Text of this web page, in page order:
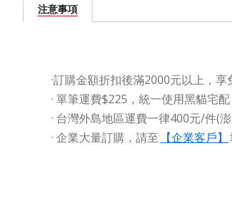
注意事項
·訂購金額折扣後滿2000元以上，
· 單筆運費$225，統一使用黑貓宅配
· 台灣外島地區運費一律400元/件(
· 企業大量訂購，請至 【企業客戶】